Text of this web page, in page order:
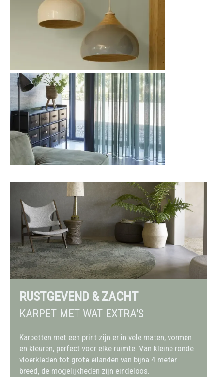
RUSTGEVEND & ZACHT
KARPET MET WAT EXTRA'S
Karpetten met een print zijn er in vele maten, vormen
en kleuren, perfect voor elke ruimte. Van kleine ronde
vloerkleden tot grote eilanden van bijna 4 meter
breed, de mogelijkheden zijn eindeloos.